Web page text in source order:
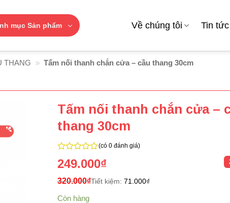
mục Sản phẩm Về chúng tôi Tin tức
THANG » Tấm nối thanh chắn cửa – cầu thang 30cm
Tấm nối thanh chắn cửa –
thang 30cm
0
trên
(có 0 đánh giá)
249.000₫
320.000₫Tiết kiệm: 71.000₫
Còn hàng